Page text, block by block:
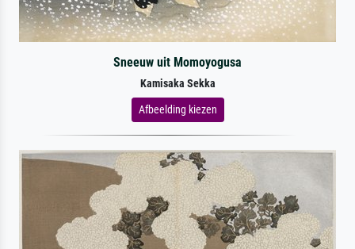
Sneeuw uit Momoyogusa
Kamisaka Sekka
Afbeelding kiezen